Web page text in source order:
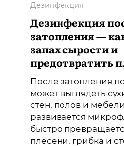
Дезинфекция
Дезинфекция
затопления —
запах сырости и
предотвратить
После затопления
может выглядеть
стен, полов и
развивается
быстро
плесени, грибка и